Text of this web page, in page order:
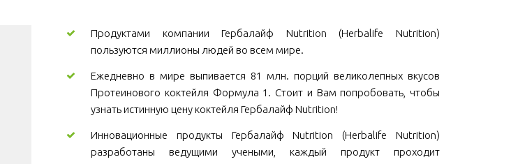
Продуктами компании Гербалайф Nutrition (Herbalife Nutrition)
пользуются миллионы людей во всем мире.
Ежедневно в мире выпивается 81 млн. порций великолепных вкусов
Протеинового коктейля Формула 1. Стоит и Вам попробовать, чтобы
узнать истинную цену коктейля Гербалайф Nutrition!
Инновационные продукты Гербалайф Nutrition (Herbalife Nutrition)
разработаны ведущими учеными, каждый продукт проходит